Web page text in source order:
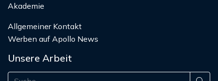
Akademie
Allgemeiner Kontakt
Werben auf Apollo News
Unsere Arbeit